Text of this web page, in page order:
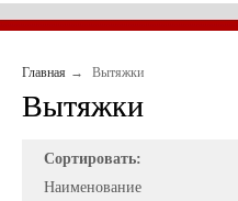
Главная Вытяжки
Вытяжки
Сортировать:
Наименование